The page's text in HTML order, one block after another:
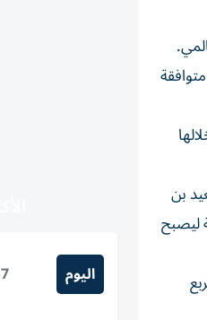
متوافقة
بن
ليصبح
الربع
اليوم 7 أيام